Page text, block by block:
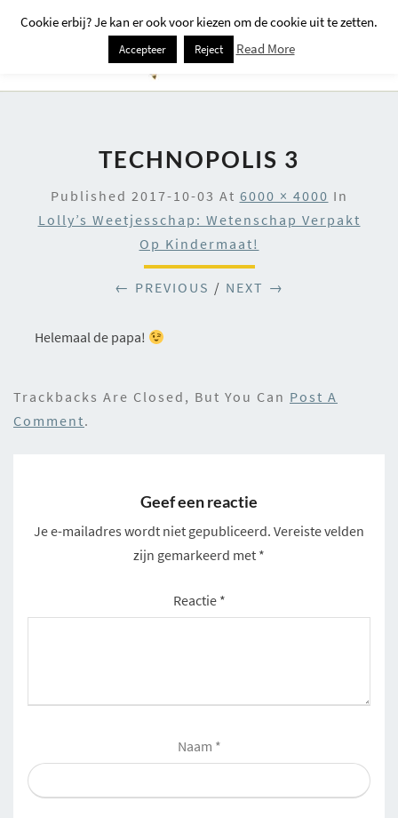
TECHNOPOLIS 3
Published 2017-10-03 At 6000 × 4000 In
Lolly’s Weetjesschap: Wetenschap Verpakt
Op Kindermaat!
← PREVIOUS / NEXT →
Helemaal de papa!
Trackbacks Are Closed, But You Can Post A
Comment.
Geef een reactie
Je e-mailadres wordt niet gepubliceerd. Vereiste velden
zijn gemarkeerd met *
Reactie *
Naam *
Cookie erbij? Je kan er ook voor kiezen om de cookie uit te zetten.
Accepteer Reject Read More